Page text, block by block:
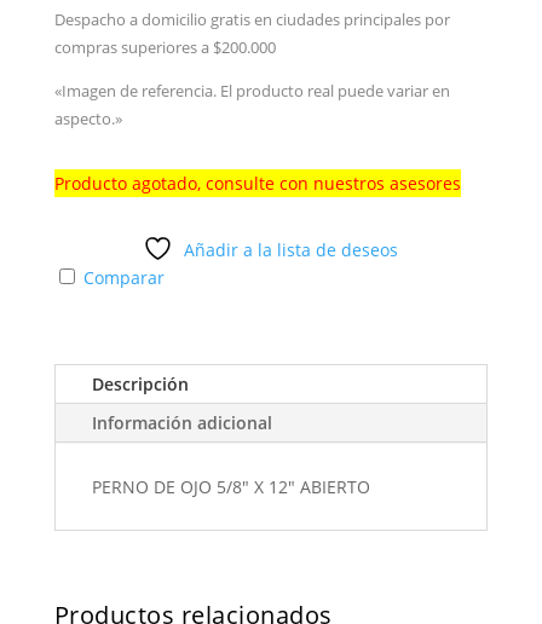
Despacho a domicilio gratis en ciudades principales por
compras superiores a $200.000
«Imagen de referencia. El producto real puede variar en
aspecto.»
Producto agotado, consulte con nuestros asesores
Añadir a la lista de deseos
Comparar
Descripción
Información adicional
PERNO DE OJO 5/8" X 12" ABIERTO
Productos relacionados